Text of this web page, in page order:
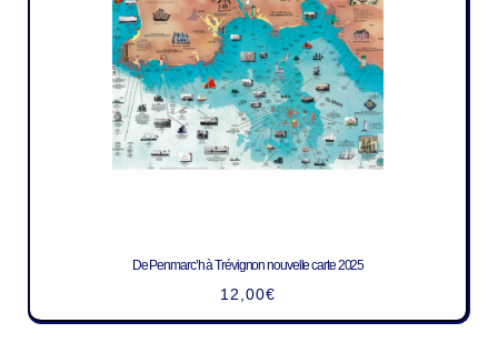
De Penmarc’h à Trévignon nouvelle carte 2025
12,00€